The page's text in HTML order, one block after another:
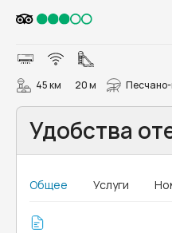
45 км 20 м
Удобства
Общее Услуги